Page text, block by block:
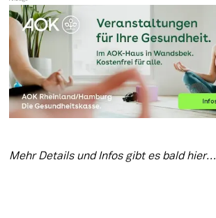
Mehr Details und Infos gibt es bald hier…